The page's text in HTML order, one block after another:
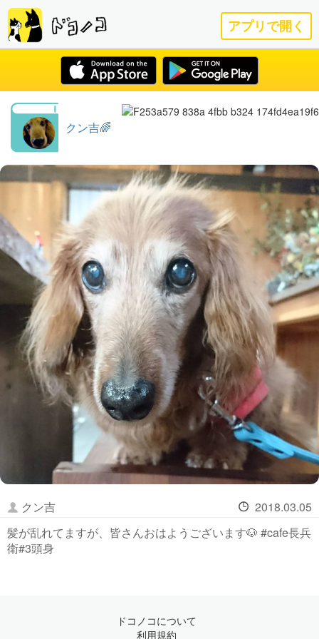
アプリで開く
クン吉🌈
クン吉
2018.03.05
髪が乱れてますが、皆さんおはようございます🐶 #cafe長兵
衛#3頭身
ドコノコについて
利用規約